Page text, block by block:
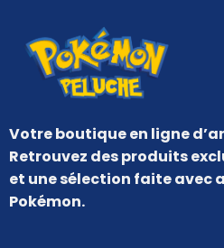
Votre boutique en ligne
Retrouvez des produits
et une sélection faite avec
Pokémon.